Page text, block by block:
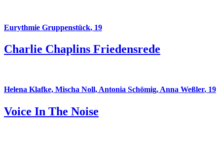
Eurythmie Gruppenstück, 19
Charlie Chaplins Friedensrede
Helena Klafke, Mischa Noll, Antonia Schömig, Anna Weßler, 19
Voice In The Noise